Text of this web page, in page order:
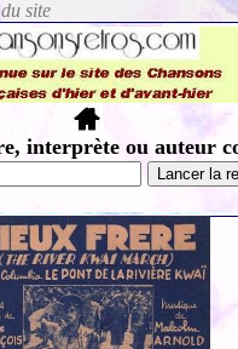
interprète ou auteur